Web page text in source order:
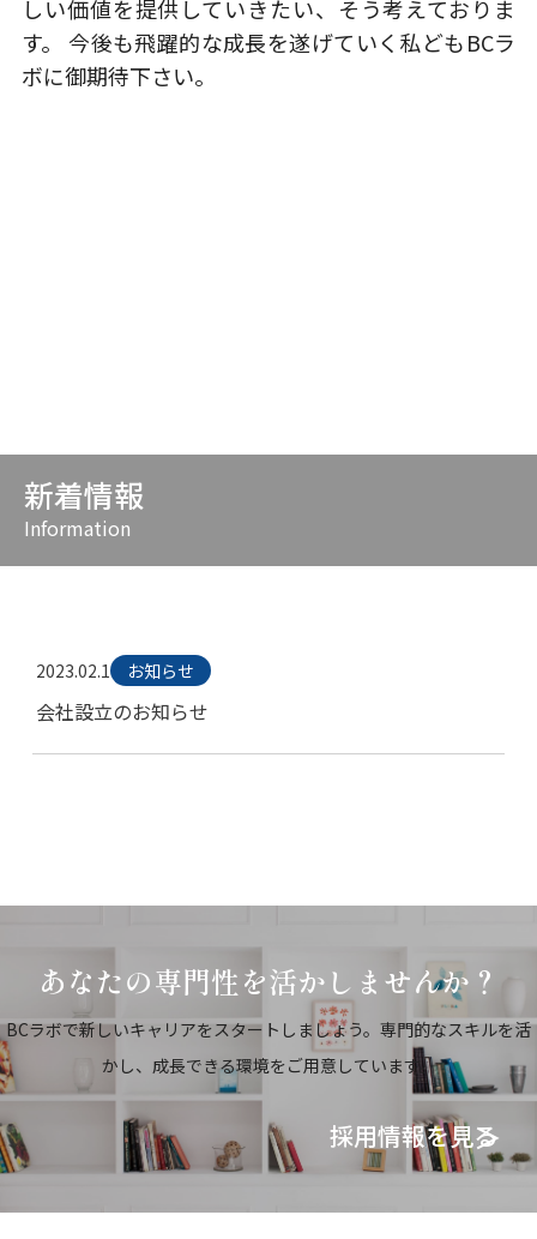
しい価値を提供していきたい、そう考えておりま
す。 今後も飛躍的な成長を遂げていく私どもBCラ
ボに御期待下さい。
新着情報
Information
2023.02.1 お知らせ
会社設立のお知らせ
あなたの専門性を活かしませんか？
BCラボで新しいキャリアをスタートしましょう。専門的なスキルを活
かし、成長できる環境をご用意しています。
採用情報を見る